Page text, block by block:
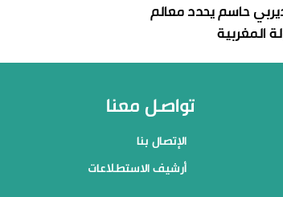
حاسم يحدد معالم
المغربية
تواصل معنا
الإتصال بنا
أرشيف الاستطلاعات